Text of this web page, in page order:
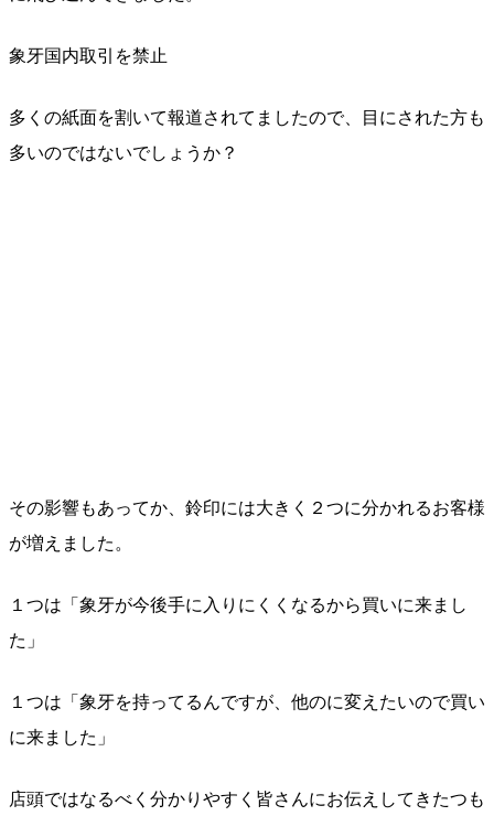
象牙国内取引を禁止
多くの紙面を割いて報道されてましたので、目にされた方も
多いのではないでしょうか？
その影響もあってか、鈴印には大きく２つに分かれるお客様
が増えました。
１つは「象牙が今後手に入りにくくなるから買いに来まし
た」
１つは「象牙を持ってるんですが、他のに変えたいので買い
に来ました」
店頭ではなるべく分かりやすく皆さんにお伝えしてきたつも